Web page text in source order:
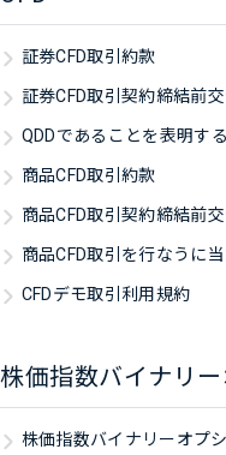
証券CFD取引約款
証券CFD取引契約締結前
QDDであることを表明す
商品CFD取引約款
商品CFD取引契約締結前
商品CFD取引を行なうに
CFDデモ取引利用規約
株価指数バイナリー
株価指数バイナリーオプ